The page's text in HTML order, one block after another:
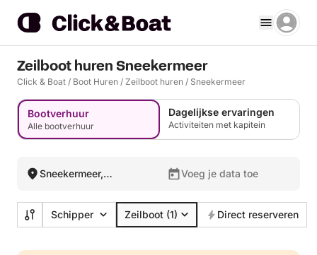
Zeilboot huren Sneekermeer
Click & Boat / Boot Huren / Zeilboot huren / Sneekermeer
Bootverhuur
Alle bootverhuur
Dagelijkse ervaringen
Activiteiten met kapitein
Sneekermeer,
Voeg je data toe
Schipper Zeilboot (1) Direct reserveren